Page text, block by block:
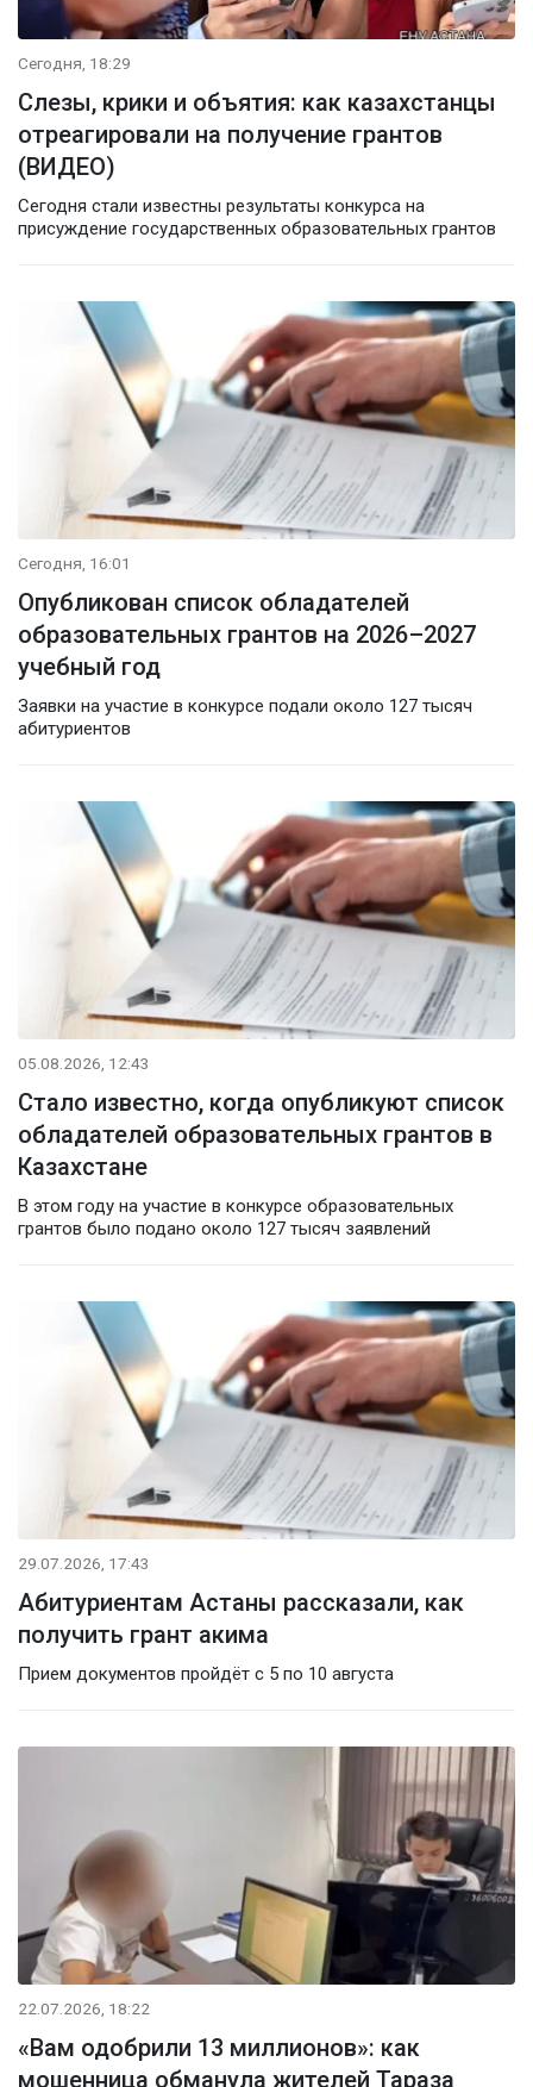
Сегодня, 18:29
Слезы, крики и объятия: как казахстанцы
отреагировали на получение грантов
(ВИДЕО)
Сегодня стали известны результаты конкурса на
присуждение государственных образовательных грантов
Сегодня, 16:01
Опубликован список обладателей
образовательных грантов на 2026–2027
учебный год
Заявки на участие в конкурсе подали около 127 тысяч
абитуриентов
05.08.2026, 12:43
Стало известно, когда опубликуют список
обладателей образовательных грантов в
Казахстане
В этом году на участие в конкурсе образовательных
грантов было подано около 127 тысяч заявлений
29.07.2026, 17:43
Абитуриентам Астаны рассказали, как
получить грант акима
Прием документов пройдёт с 5 по 10 августа
22.07.2026, 18:22
«Вам одобрили 13 миллионов»: как
мошенница обманула жителей Тараза